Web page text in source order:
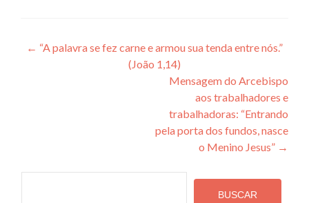
Navegação
← “A palavra se fez carne e armou sua tenda entre nós.”
(João 1,14)
Mensagem do Arcebispo
aos trabalhadores e
trabalhadoras: “Entrando
pela porta dos fundos, nasce
o Menino Jesus” →
BUSCAR